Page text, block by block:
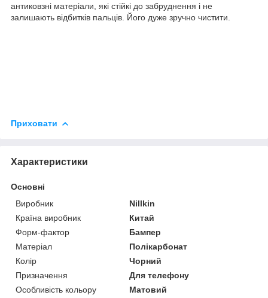
антиковзні матеріали, які стійкі до забруднення і не
залишають відбитків пальців. Його дуже зручно чистити.
Приховати
Характеристики
Основні
Виробник
Nillkin
Країна виробник
Китай
Форм-фактор
Бампер
Матеріал
Полікарбонат
Колір
Чорний
Призначення
Для телефону
Особливість кольору
Матовий